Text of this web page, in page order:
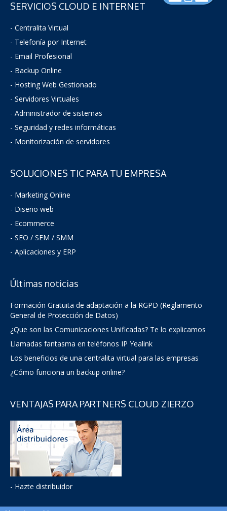
SERVICIOS CLOUD E INTERNET
- Centralita Virtual
- Telefonía por Internet
- Email Profesional
- Backup Online
- Hosting Web Gestionado
- Servidores Virtuales
- Administrador de sistemas
- Seguridad y redes informáticas
- Monitorización de servidores
SOLUCIONES TIC PARA TU EMPRESA
- Marketing Online
- Diseño web
- Ecommerce
- SEO / SEM / SMM
- Aplicaciones y ERP
Últimas noticias
Formación Gratuita de adaptación a la RGPD (Reglamento
General de Protección de Datos)
¿Que son las Comunicaciones Unificadas? Te lo explicamos
Llamadas fantasma en teléfonos IP Yealink
Los beneficios de una centralita virtual para las empresas
¿Cómo funciona un backup online?
VENTAJAS PARA PARTNERS CLOUD ZIERZO
- Hazte distribuidor